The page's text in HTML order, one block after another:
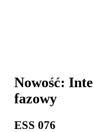
Nowość:
fazowy
ESS 076